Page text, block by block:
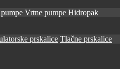
Vrtne pumpe Hidropak
prskalice Tlačne prskalice